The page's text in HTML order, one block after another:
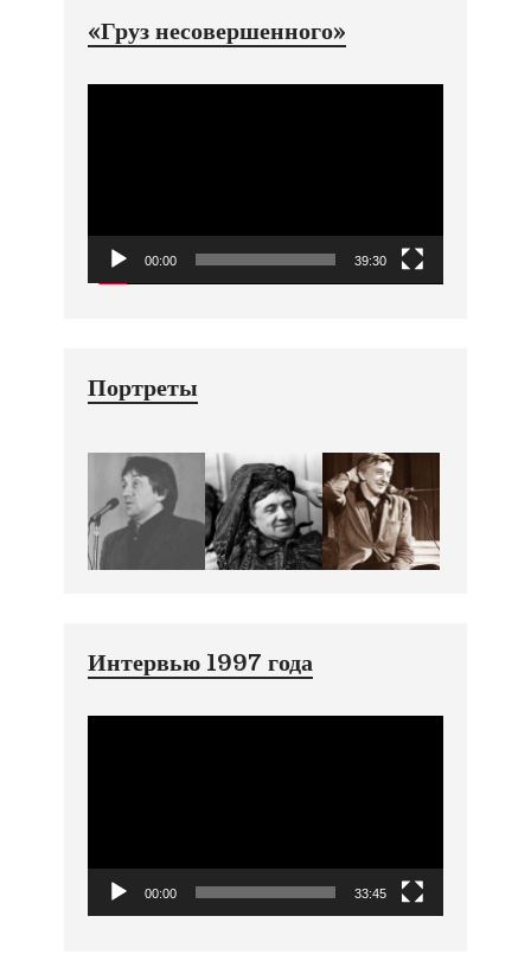
«Груз несовершенного»
00:00 39:30
Портреты
Интервью 1997 года
00:00 33:45